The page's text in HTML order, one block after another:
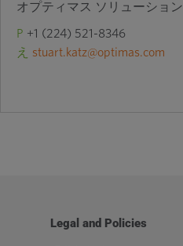
オプティマス ソリューション
P +1 (224) 521-8346
え
stuart.katz@optimas.com
Legal and Policies